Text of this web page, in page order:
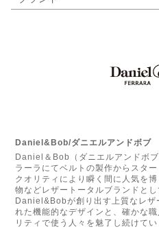
Daniel&Bob/ダニエルアンドボブ
Daniel＆Bob（ダニエルアンドボ
ラーラにてベルトの製作からスタ
クオリティにより瞬く間に人気を
物などレザートータルブランドとし
Daniel&Bobが創り出す上質なレザ
れた機能的なデザインと、確かな
リティで使う人々を魅了し続けてい